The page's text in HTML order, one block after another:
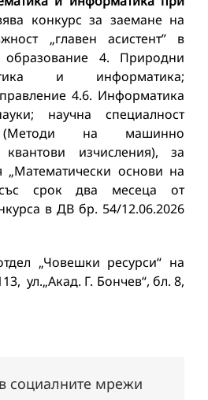
конкурс за заемане на
„главен асистент” в
4. Природни
и информатика;
4.6. Информатика
научна специалност
(Методи на машинно
изчисления), за
„Математически основи на
със срок два месеца от
в ДВ бр. 54/12.06.2026
„Човешки ресурси“ на
ул.„Акад. Г. Бончев“, бл. 8,
социалните мрежи